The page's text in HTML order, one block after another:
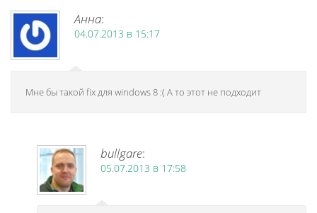
Анна:
04.07.2013 в 15:17
Мне бы такой fix для windows 8 :( А то этот не подходит
bullgare:
05.07.2013 в 17:58